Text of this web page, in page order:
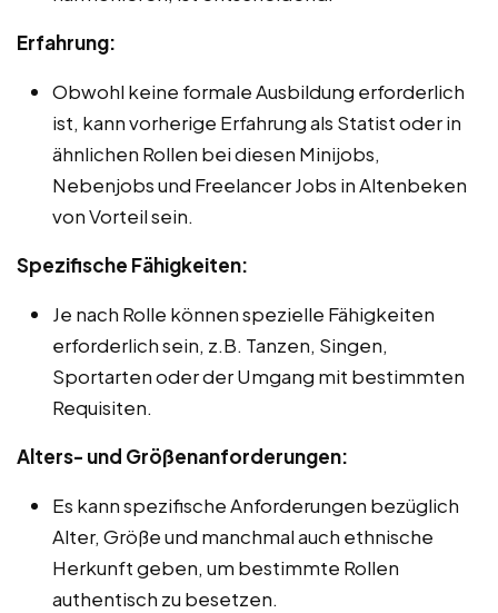
Erfahrung:
Obwohl keine formale Ausbildung erforderlich
ist, kann vorherige Erfahrung als Statist oder in
ähnlichen Rollen bei diesen Minijobs,
Nebenjobs und Freelancer Jobs in Altenbeken
von Vorteil sein.
Spezifische Fähigkeiten:
Je nach Rolle können spezielle Fähigkeiten
erforderlich sein, z.B. Tanzen, Singen,
Sportarten oder der Umgang mit bestimmten
Requisiten.
Alters- und Größenanforderungen:
Es kann spezifische Anforderungen bezüglich
Alter, Größe und manchmal auch ethnische
Herkunft geben, um bestimmte Rollen
authentisch zu besetzen.